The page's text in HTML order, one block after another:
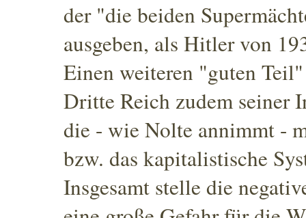
der "die beiden
ausgeben, als Hitler von
Einen weiteren "guten
Dritte Reich zudem seiner
die - wie Nolte annimmt -
bzw. das kapitalistische
Insgesamt stelle die